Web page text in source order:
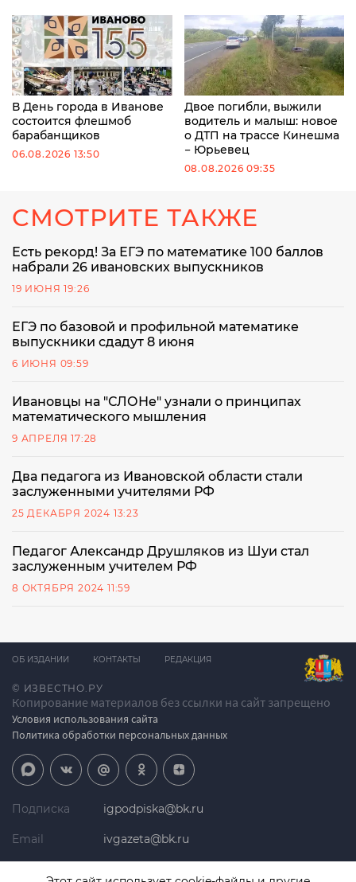
В День города в Иванове
состоится флешмоб
барабанщиков
06.08.2026 13:50
Двое погибли, выжили
водитель и малыш: новое
о ДТП на трассе Кинешма
− Юрьевец
08.08.2026 09:35
СМОТРИТЕ ТАКЖЕ
Есть рекорд! За ЕГЭ по математике 100 баллов
набрали 26 ивановских выпускников
19 ИЮНЯ 19:26
ЕГЭ по базовой и профильной математике
выпускники сдадут 8 июня
6 ИЮНЯ 09:59
Ивановцы на "СЛОНе" узнали о принципах
математического мышления
9 АПРЕЛЯ 17:28
Два педагога из Ивановской области стали
заслуженными учителями РФ
25 ДЕКАБРЯ 2024 13:23
Педагог Александр Друшляков из Шуи стал
заслуженным учителем РФ
8 ОКТЯБРЯ 2024 11:59
© ИЗВЕСТНО.РУ
Копирование материалов без ссылки на сайт запрещено
Условия использования сайта
Политика обработки персональных данных
ОБ ИЗДАНИИ КОНТАКТЫ РЕДАКЦИЯ
Подписка igpodpiska@bk.ru
Email ivgazeta@bk.ru